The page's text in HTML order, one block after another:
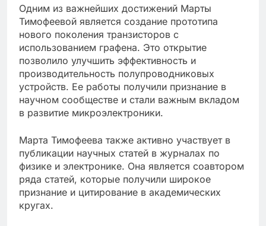
Одним из важнейших достижений Марты
Тимофеевой является создание прототипа
нового поколения транзисторов с
использованием графена. Это открытие
позволило улучшить эффективность и
производительность полупроводниковых
устройств. Ее работы получили признание в
научном сообществе и стали важным вкладом
в развитие микроэлектроники.
Марта Тимофеева также активно участвует в
публикации научных статей в журналах по
физике и электронике. Она является соавтором
ряда статей, которые получили широкое
признание и цитирование в академических
кругах.